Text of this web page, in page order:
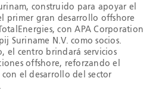
construido para apoyar el
primer gran desarrollo offshore
con APA Corporation
Suriname N.V. como socios.
el centro brindará servicios
offshore, reforzando el
el desarrollo del sector